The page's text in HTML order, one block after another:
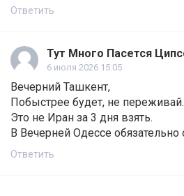
Ответить
Тут Много Пасется
6 июля 2026 15:05
Вечерний Ташкент,
Побыстрее будет, не переживай.
Это не Иран за 3 дня взять.
В Вечерней Одессе
Ответить